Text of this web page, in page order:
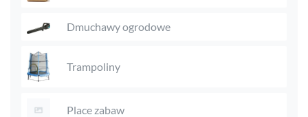
Dmuchawy ogrodowe
Trampoliny
Place zabaw